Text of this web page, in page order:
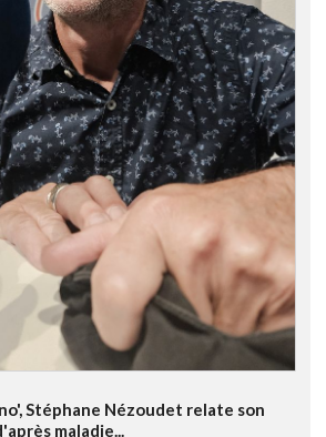
Stéphane Nézoudet relate son
maladie...